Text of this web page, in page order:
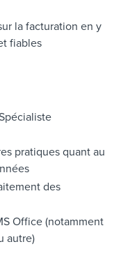
la facturation en y
fiables
pratiques quant au
des
Office (notamment
autre)